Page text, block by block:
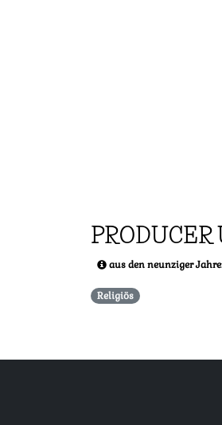
aus den neunziger
Religiös